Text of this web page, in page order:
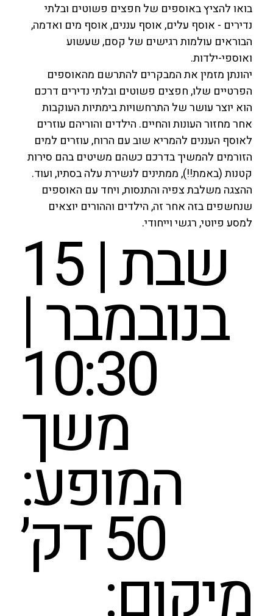
בואו להציץ באוספים של חפצים פשוטים ובלתי
נדירים - אוסף עלים, אוסף עננים, אוסף מים ואדמה,
הבוראים עולמות רגישים של קסם, שעשוע
ואוספי-ילדות.
יהונתן מזמין את המבקרים להתרשם מהאוספים
הפרטיים שלו, חפצים פשוטים ובלתי נדירים דרכם
הוא יוצר עושר של התרחשויות בימתיות העוקבות
אחר מחזור העונות והחיים. הילדים והוריהם עוזרים
לאוסף העננים להמריא שוב עם הרוח, עוזרים למים
הזורמים להמשיך בדרכם כשהם משיטים בהם סירות
קטנות (באמת!!), ממתינים לנשירת עלה בסתיו, ועוד.
ההצגה משלבת צפיה והתנסות, ויחד עם האוספים
שנחשפים בזה אחר זה, הילדים וההורים יוצאים
למסע פיוטי, רגשי וייחודי.
שבת | 15
בנובמבר |
10:30
משך
המופע:
50 דק׳
מיקום: